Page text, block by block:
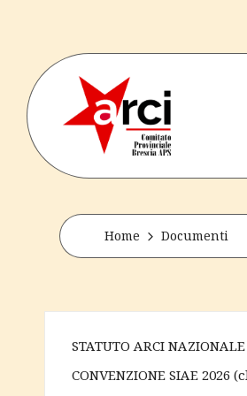
content
a
r
c
b
r
senza
perdere
tenerezza
Home Documenti
STATUTO ARCI NAZIONALE
CONVENZIONE SIAE 2026(